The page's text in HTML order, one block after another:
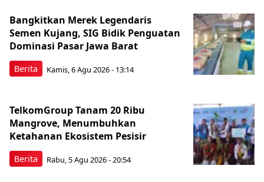
Berita
Bangkitkan Merek Legendaris
Semen Kujang, SIG Bidik Penguatan
Dominasi Pasar Jawa Barat
Kamis, 6 Agu 2026 - 13:14
Berita
TelkomGroup Tanam 20 Ribu
Mangrove, Menumbuhkan
Ketahanan Ekosistem Pesisir
Rabu, 5 Agu 2026 - 20:54